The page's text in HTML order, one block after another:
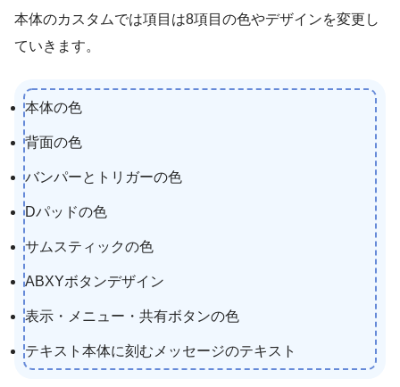
本体のカスタムでは項目は8項目の色やデザインを変更し
ていきます。
本体の色
背面の色
バンパーとトリガーの色
Dパッドの色
サムスティックの色
ABXYボタンデザイン
表示・メニュー・共有ボタンの色
テキスト本体に刻むメッセージのテキスト